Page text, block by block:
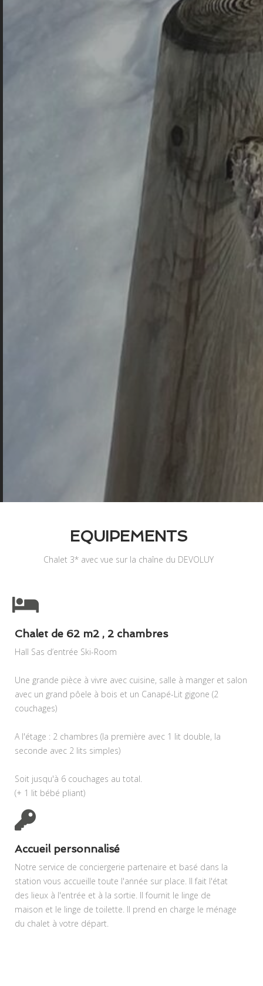
EQUIPEMENTS
Chalet 3* avec vue sur la chaîne du DEVOLUY
Chalet de 62 m2 , 2 chambres
Hall Sas d’entrée Ski-Room
Une grande pièce à vivre avec cuisine, salle à manger et salon
avec un grand pôele à bois et un Canapé-Lit gigone (2
couchages)
A l'étage : 2 chambres (la première avec 1 lit double, la
seconde avec 2 lits simples)
Soit jusqu'à 6 couchages au total.
Accueil personnalisé
Notre service de conciergerie partenaire et basé dans la
station vous accueille toute l'année sur place. Il fait l'état
des lieux à l'entrée et à la sortie. Il fournit le linge de
maison et le linge de toilette. Il prend en charge le ménage
du chalet à votre départ.